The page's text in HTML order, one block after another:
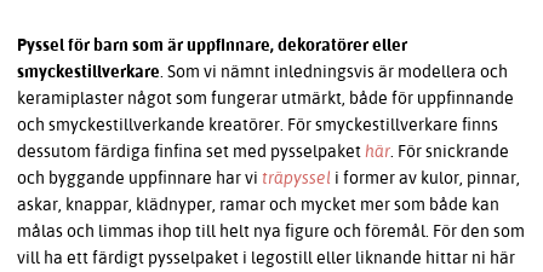
Pyssel för barn som är uppfinnare, dekoratörer eller
smyckestillverkare. Som vi nämnt inledningsvis är modellera och
keramiplaster något som fungerar utmärkt, både för uppfinnande
och smyckestillverkande kreatörer. För smyckestillverkare finns
dessutom färdiga finfina set med pysselpakethär. För snickrande
och byggande uppfinnare har vi träpyssel i former av kulor, pinnar,
askar, knappar, klädnyper, ramar och mycket mer som både kan
målas och limmas ihop till helt nya figure och föremål. För den som
vill ha ett färdigt pysselpaket i legostill eller liknande hittar ni här